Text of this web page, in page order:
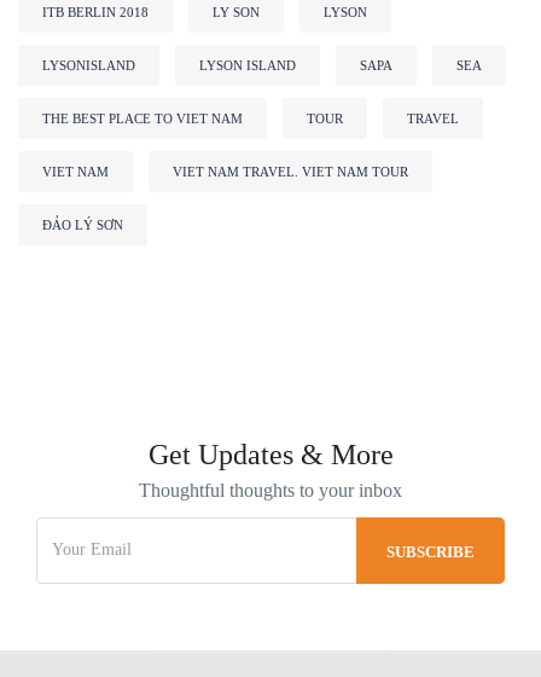
ITB BERLIN 2018 LY SON LYSON
LYSONISLAND LYSON ISLAND SAPA SEA
THE BEST PLACE TO VIET NAM TOUR TRAVEL
VIET NAM VIET NAM TRAVEL. VIET NAM TOUR
ĐẢO LÝ SƠN
Get Updates & More
Thoughtful thoughts to your inbox